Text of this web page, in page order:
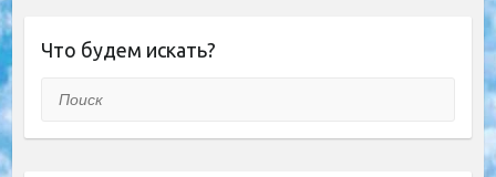
Что будем искать?
Поиск